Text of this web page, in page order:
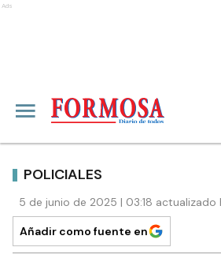
Ads
POLICIALES
5 de junio de 2025 | 03:18 actualizado
Añadir como fuente en